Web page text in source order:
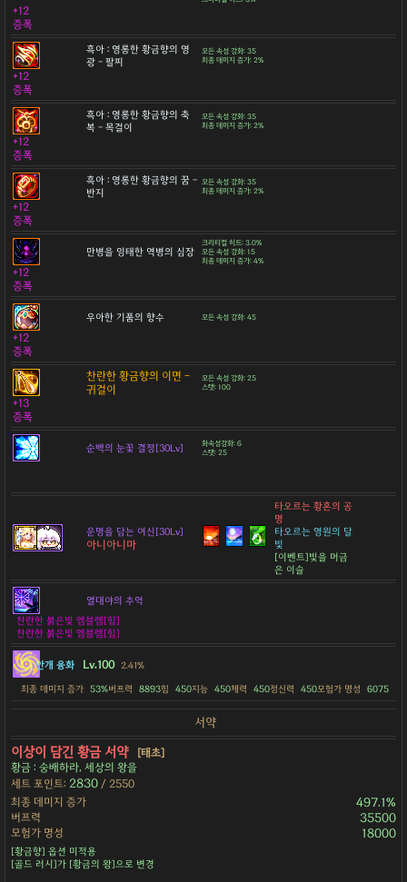
+12
증폭
흑아 : 영롱한 황금향의 영
광 - 팔찌
모든 속성 강화: 35
최종 데미지 증가: 2%
+12
증폭
흑아 : 영롱한 황금향의 축
복 - 목걸이
모든 속성 강화: 35
최종 데미지 증가: 2%
+12
증폭
흑아 : 영롱한 황금향의 꿈 -
반지
모든 속성 강화: 35
최종 데미지 증가: 2%
+12
증폭
만병을 잉태한 역병의 심장
크리티컬 히트: 3.0%
모든 속성 강화: 15
최종 데미지 증가: 4%
+12
증폭
우아한 기품의 향수 모든 속성 강화: 45
+12
증폭
찬란한 황금향의 이면 -
귀걸이
모든 속성 강화: 25
스탯: 100
+13
증폭
순백의 눈꽃 결정[30Lv]
화속성강화: 6
스탯: 25
운명을 담는 여신[30Lv]
아니아니마
타오르는 황혼의 공
명
타오르는 영원의 달
빛
[이벤트]빛을 머금
은 이슬
열대야의 추억
찬란한 붉은빛 엠블렘[힘]
찬란한 붉은빛 엠블렘[힘]
안개 융화 Lv.100 2.41%
최종 데미지 증가 53%버프력 8893힘 450지능 450체력 450정신력 450모험가 명성 6075
서약
이상이 담긴 황금 서약
[태초]
황금 : 숭배하라, 세상의 왕을
세트 포인트: 2830 / 2550
최종 데미지 증가
497.1%
버프력 35500
모험가 명성 18000
[황금향] 옵션 미적용
[골드 러시]가 [황금의 왕]으로 변경